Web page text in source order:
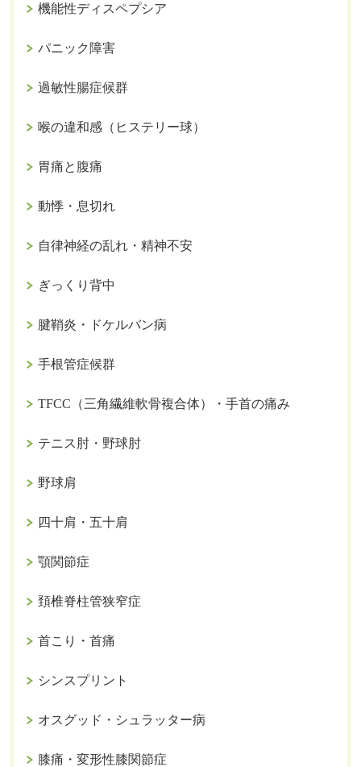
機能性ディスペプシア
パニック障害
過敏性腸症候群
喉の違和感（ヒステリー球）
胃痛と腹痛
動悸・息切れ
自律神経の乱れ・精神不安
ぎっくり背中
腱鞘炎・ドケルバン病
手根管症候群
TFCC（三角繊維軟骨複合体）・手首の痛み
テニス肘・野球肘
野球肩
四十肩・五十肩
顎関節症
頚椎脊柱管狭窄症
首こり・首痛
シンスプリント
オスグッド・シュラッター病
膝痛・変形性膝関節症